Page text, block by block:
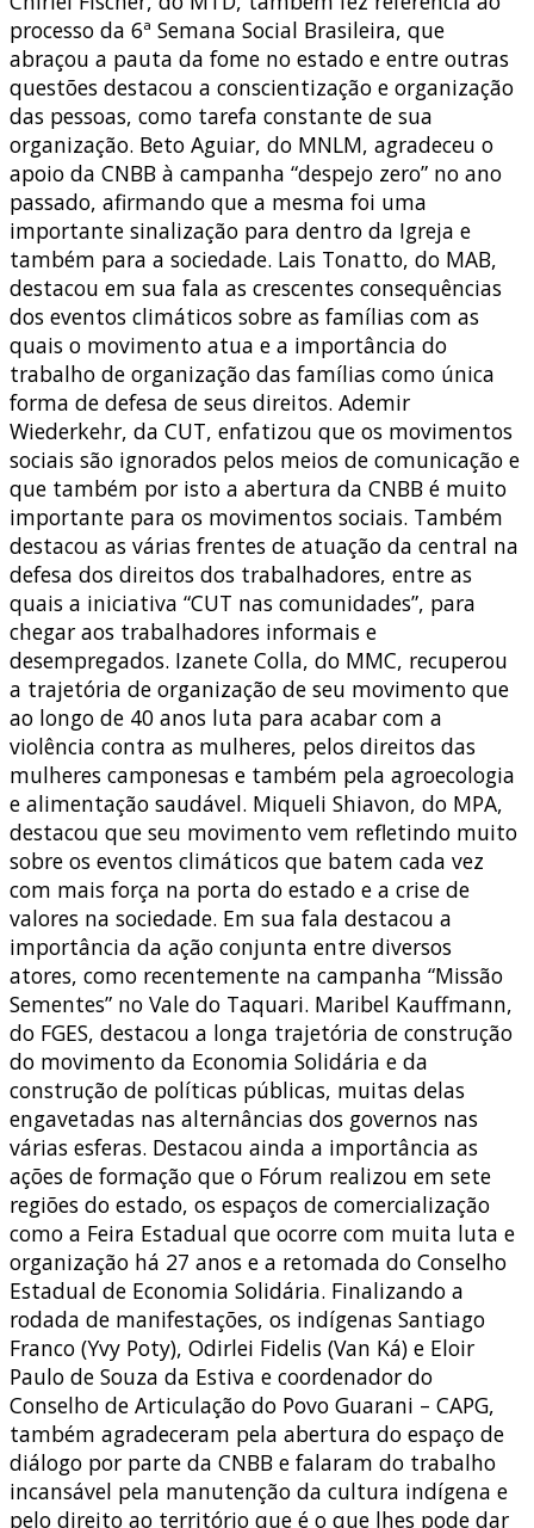
processo da 6ª Semana Social Brasileira, que
abraçou a pauta da fome no estado e entre outras
questões destacou a conscientização e organização
das pessoas, como tarefa constante de sua
organização. Beto Aguiar, do MNLM, agradeceu o
apoio da CNBB à campanha “despejo zero” no ano
passado, afirmando que a mesma foi uma
importante sinalização para dentro da Igreja e
também para a sociedade. Lais Tonatto, do MAB,
destacou em sua fala as crescentes consequências
dos eventos climáticos sobre as famílias com as
quais o movimento atua e a importância do
trabalho de organização das famílias como única
forma de defesa de seus direitos. Ademir
Wiederkehr, da CUT, enfatizou que os movimentos
sociais são ignorados pelos meios de comunicação e
que também por isto a abertura da CNBB é muito
importante para os movimentos sociais. Também
destacou as várias frentes de atuação da central na
defesa dos direitos dos trabalhadores, entre as
quais a iniciativa “CUT nas comunidades”, para
chegar aos trabalhadores informais e
desempregados. Izanete Colla, do MMC, recuperou
a trajetória de organização de seu movimento que
ao longo de 40 anos luta para acabar com a
violência contra as mulheres, pelos direitos das
mulheres camponesas e também pela agroecologia
e alimentação saudável. Miqueli Shiavon, do MPA,
destacou que seu movimento vem refletindo muito
sobre os eventos climáticos que batem cada vez
com mais força na porta do estado e a crise de
valores na sociedade. Em sua fala destacou a
importância da ação conjunta entre diversos
atores, como recentemente na campanha “Missão
Sementes” no Vale do Taquari. Maribel Kauffmann,
do FGES, destacou a longa trajetória de construção
do movimento da Economia Solidária e da
construção de políticas públicas, muitas delas
engavetadas nas alternâncias dos governos nas
várias esferas. Destacou ainda a importância as
ações de formação que o Fórum realizou em sete
regiões do estado, os espaços de comercialização
como a Feira Estadual que ocorre com muita luta e
organização há 27 anos e a retomada do Conselho
Estadual de Economia Solidária. Finalizando a
rodada de manifestações, os indígenas Santiago
Franco (Yvy Poty), Odirlei Fidelis (Van Ká) e Eloir
Paulo de Souza da Estiva e coordenador do
Conselho de Articulação do Povo Guarani – CAPG,
também agradeceram pela abertura do espaço de
diálogo por parte da CNBB e falaram do trabalho
incansável pela manutenção da cultura indígena e
pelo direito ao território que é o que lhes pode dar